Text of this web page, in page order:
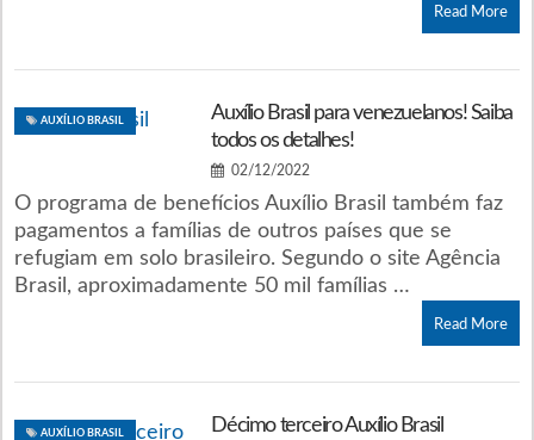
Read More
AUXÍLIO BRASIL
Auxílio Brasil para venezuelanos! Saiba
todos os detalhes!
02/12/2022
O programa de benefícios Auxílio Brasil também faz
pagamentos a famílias de outros países que se
refugiam em solo brasileiro. Segundo o site Agência
Brasil, aproximadamente 50 mil famílias …
Read More
AUXÍLIO BRASIL
Décimo terceiro Auxílio Brasil